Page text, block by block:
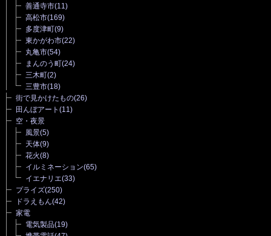
善通寺市(11)
高松市(169)
多度津町(9)
東かがわ市(22)
丸亀市(54)
まんのう町(24)
三木町(2)
三豊市(18)
街で見かけたもの(26)
田んぼアート (11)
空・夜景
風景(5)
天体(9)
花火(8)
イルミネーション(65)
イエナリエ(33)
プライズ(250)
ドラえもん(42)
家電
電気製品(19)